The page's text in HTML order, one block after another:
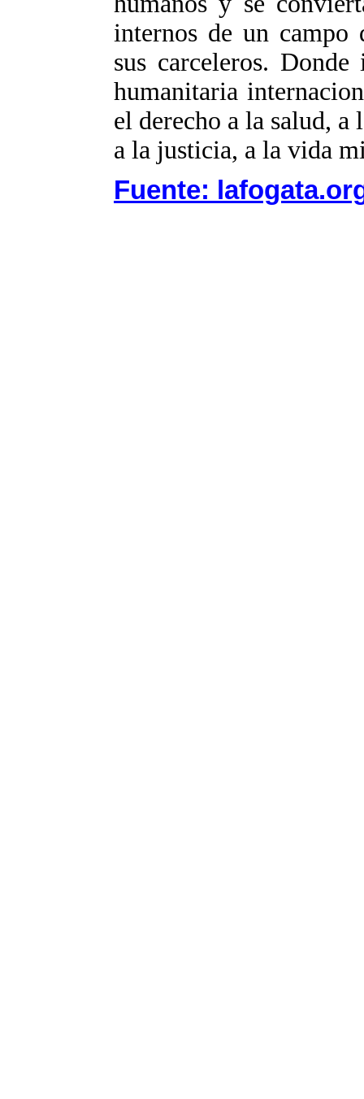
internos de un campo
sus carceleros.
humanitaria
el derecho a la salud,
a la justicia, a la vida
Fuente: